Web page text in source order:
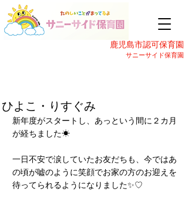
鹿児島市認可保育園
サニーサイド保育園
ひよこ・りすぐみ
新年度がスタートし、あっという間に２カ月
が経ちました☀
一日不安で涙していたお友だちも、今ではあ
の頃が嘘のように笑顔でお家の方のお迎えを
待ってられるようになりました✨♡